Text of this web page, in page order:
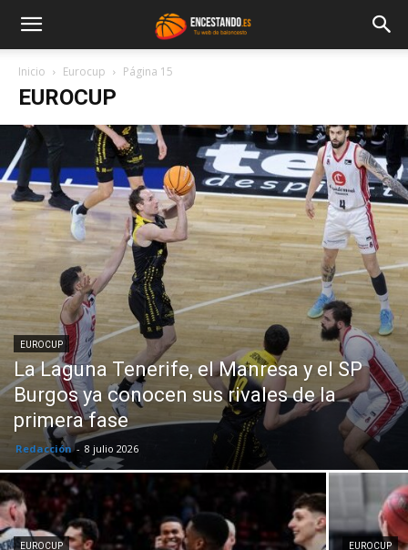
Inicio Eurocup Página 15
EUROCUP
EUROCUP
La Laguna Tenerife, el Manresa y el SP
Burgos ya conocen sus rivales de la
primera fase
Redacción - 8 julio 2026
EUROCUP EUROCUP